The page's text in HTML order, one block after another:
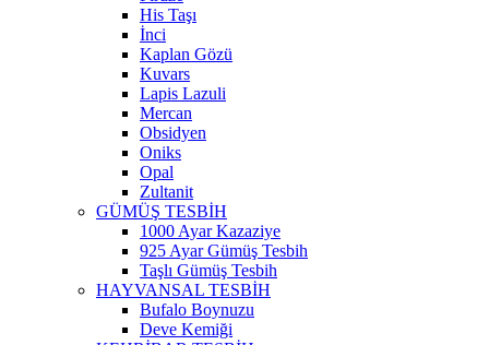
His Taşı
İnci
Kaplan Gözü
Kuvars
Lapis Lazuli
Mercan
Obsidyen
Oniks
Opal
Zultanit
GÜMÜŞ TESBİH
1000 Ayar Kazaziye
925 Ayar Gümüş Tesbih
Taşlı Gümüş Tesbih
HAYVANSAL TESBİH
Bufalo Boynuzu
Deve Kemiği